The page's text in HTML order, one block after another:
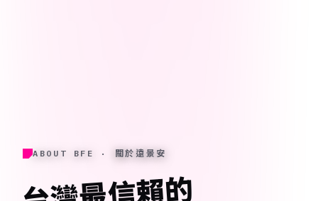
ABOUT BFE · 關於遠景安